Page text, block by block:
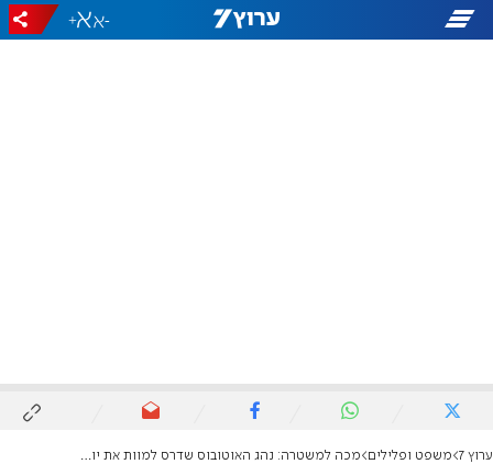
-
+
ערוץ 7 משפט ופלילים מכה למשטרה: נהג האוטובוס שדרס למוות את יוסף אייזנטל - שוחרר למעצר בית